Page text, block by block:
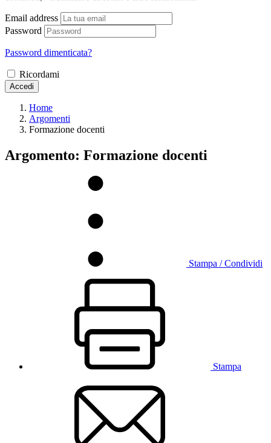
Email address
Password
Password dimenticata?
Ricordami
Accedi
Home
Argomenti
Formazione docenti
Argomento: Formazione docenti
Stampa / Condividi
Stampa